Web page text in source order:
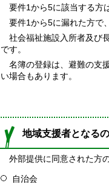
要件1から5に該当する方
要件1から5に漏れた方で
社会福祉施設入所者及び
です。
名簿の登録は、避難の支
い場合もあります。
地域支援者となる
外部提供に同意された方
自治会